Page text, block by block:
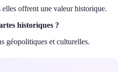
offrent une valeur historique.
historiques ?
géopolitiques et culturelles.